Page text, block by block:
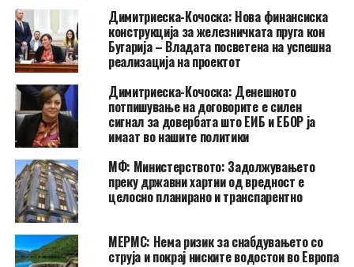
Димитриеска-Кочоска: Нова финансиска
конструкција за железничката пруга кон
Бугарија – Владата посветена на успешна
реализација на проектот
Димитриеска-Кочоска: Денешното
потпишување на договорите е силен
сигнал за довербата што ЕИБ и ЕБОР ја
имаат во нашите политики
МФ: Министерството: Задолжувањето
преку државни хартии од вредност е
целосно планирано и транспарентно
МЕРМС: Нема ризик за снабдувањето со
струја и покрај ниските водостои во Европа